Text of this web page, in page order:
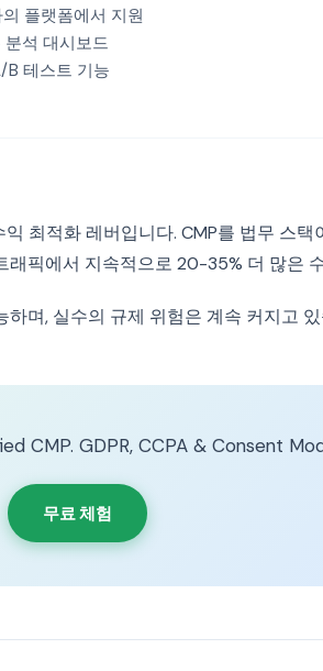
의 플랫폼에서 지원
석 대시보드
B 테스트 기능
최적화 레버입니다. CMP를 법무 스택
래픽에서 지속적으로 20-35% 더 많은
며, 실수의 규제 위험은 계속 커지고
CMP. GDPR, CCPA & Consent
무료 체험